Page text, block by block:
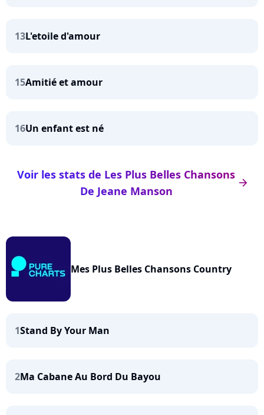
13L'etoile d'amour
15Amitié et amour
16Un enfant est né
arrow_right
Voir les stats de Les Plus Belles Chansons
De Jeane Manson
Mes Plus Belles Chansons Country
1Stand By Your Man
2Ma Cabane Au Bord Du Bayou